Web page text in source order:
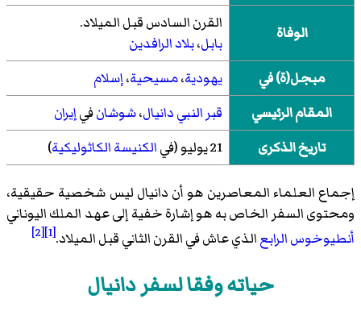
الوفاة
القرن السادس قبل الميلاد.
بابل،بلاد الرافدين
مبجل(ة) في
يهودية،مسيحية،إسلام
المقام الرئيسي
قبر النبي دانيال،شوشانفيإيران
تاريخ الذكرى
21 يوليو (في الكنيسة الكاثوليكية)
إجماع العلماء المعاصرين هو أن دانيال ليس شخصية حقيقية،
ومحتوى السفر الخاص به هو إشارة خفية إلى عهد الملك اليوناني
أنطيوخوس الرابعالذي عاش في القرن الثاني قبل الميلاد.[1]
[2]
حياته وفقا لسفر دانيال